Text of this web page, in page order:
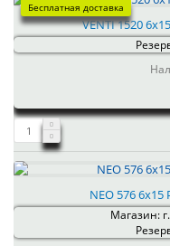
Бесплатная доставка
VENTI 1520
NEO 576 6x15
Магазин: